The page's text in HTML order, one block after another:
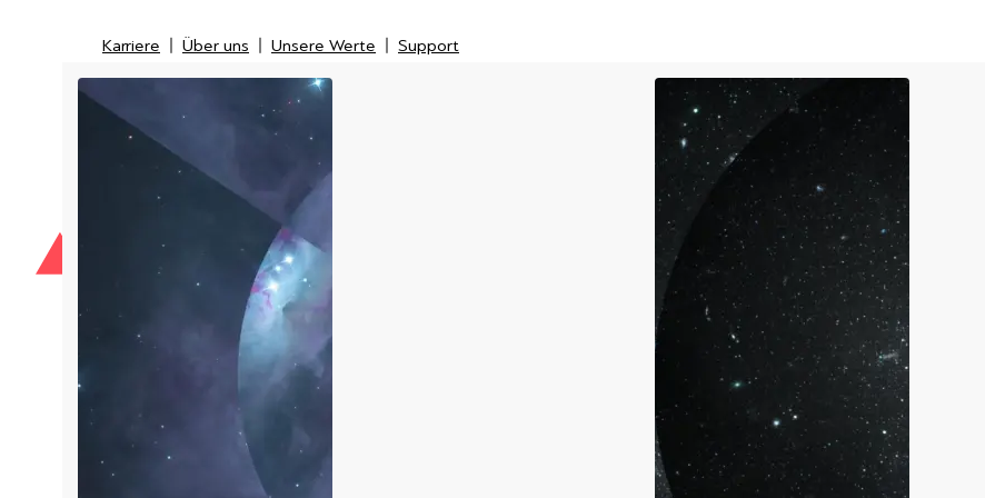
Karriere Über uns Unsere Werte Support
Karriere
Über uns
Unsere Werte
IT-Security
IT-Messtechnik
Managed Service Provider
Kunden